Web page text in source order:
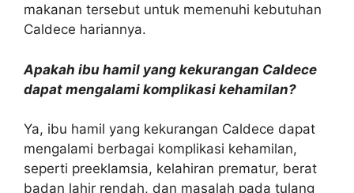
makanan tersebut untuk memenuhi kebutuhan
Caldece hariannya.
Apakah ibu hamil yang kekurangan Caldece
dapat mengalami komplikasi kehamilan?
Ya, ibu hamil yang kekurangan Caldece dapat
mengalami berbagai komplikasi kehamilan,
seperti preeklamsia, kelahiran prematur, berat
badan lahir rendah, dan masalah pada tulang